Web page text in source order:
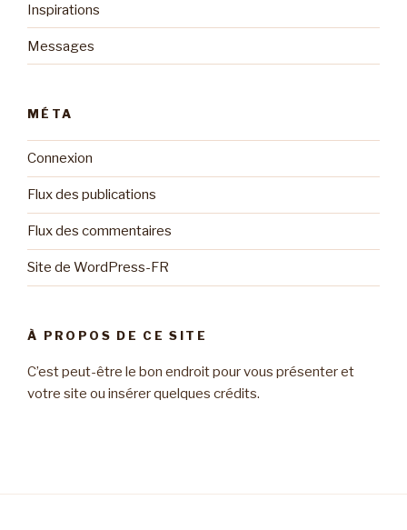
Inspirations
Messages
MÉTA
Connexion
Flux des publications
Flux des commentaires
Site de WordPress-FR
À PROPOS DE CE SITE
C’est peut-être le bon endroit pour vous présenter et
votre site ou insérer quelques crédits.